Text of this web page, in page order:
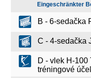
Eingeschränkter
B - 6-sedačka
C - 4-sedačka
D - vlek H-
tréningové